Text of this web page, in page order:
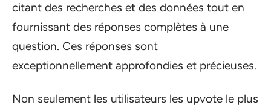
citant des recherches et des données tout en
fournissant des réponses complètes à une
question. Ces réponses sont
exceptionnellement approfondies et précieuses.
Non seulement les utilisateurs les upvote le plus